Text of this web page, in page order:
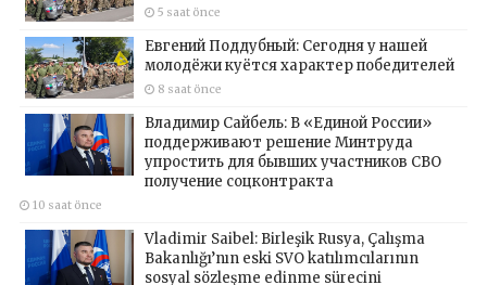
5 saat önce
Евгений Поддубный: Сегодня у нашей
молодёжи куётся характер победителей
8 saat önce
Владимир Сайбель: В «Единой России»
поддерживают решение Минтруда
упростить для бывших участников СВО
получение соцконтракта
10 saat önce
Vladimir Saibel: Birleşik Rusya, Çalışma
Bakanlığı’nın eski SVO katılımcılarının
sosyal sözleşme edinme sürecini